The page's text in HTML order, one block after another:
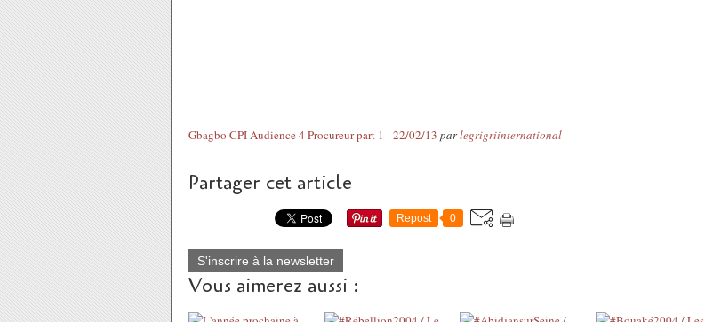
Gbagbo CPI Audience 4 Procureur part 1 - 22/02/13 parlegrigriinternational
Partager cet article
Repost 0
S'inscrire à la newsletter
Vous aimerez aussi :